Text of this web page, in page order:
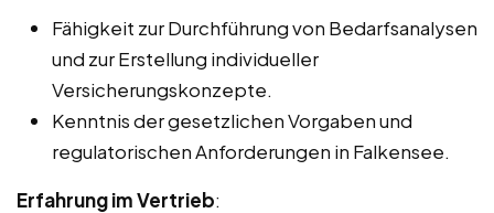
Fähigkeit zur Durchführung von Bedarfsanalysen
und zur Erstellung individueller
Versicherungskonzepte.
Kenntnis der gesetzlichen Vorgaben und
regulatorischen Anforderungen in Falkensee.
Erfahrung im Vertrieb: